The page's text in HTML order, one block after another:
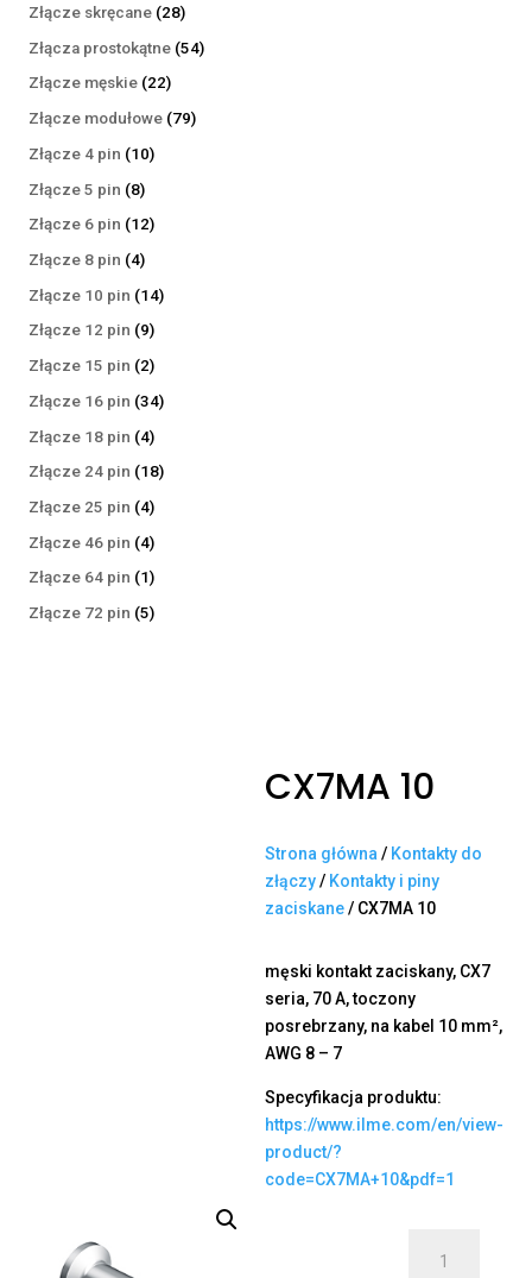
Złącze skręcane 2828
produktów
Złącza prostokątne 5454
Złącze męskie 2222
produkty
Złącze modułowe 7979
Złącze 4 pin 1010
Złącze 5 pin 88
produktów
Złącze 6 pin 1212
Złącze 8 pin 44
produkty
Złącze 10 pin 1414
Złącze 12 pin 99
produktów
Złącze 15 pin 22
produkty
Złącze 16 pin 3434
Złącze 18 pin 44
produkty
Złącze 24 pin 1818
Złącze 25 pin 44
produkty
Złącze 46 pin 44
produkty
Złącze 64 pin 11
produkt
Złącze 72 pin 55
CX7MA 10
Strona główna / Kontakty do
złączy/ Kontakty i piny
zaciskane/ CX7MA 10
męski kontakt zaciskany, CX7
seria, 70 A, toczony
posrebrzany, na kabel 10 mm²,
AWG 8 – 7
Specyfikacja produktu:
https://www.ilme.com/en/view-
product/?
code=CX7MA+10&pdf=1
CX7MA